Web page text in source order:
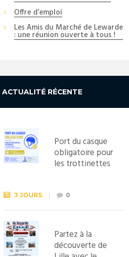
Offre d’emploi
Les Amis du Marché de Lewarde
: une réunion ouverte à tous !
ACTUALITÉ RÉCENTE
Port du casque
obligatoire pour
les trottinettes
septembre
2026
3 JOURS 0
Partez à la
découverte de